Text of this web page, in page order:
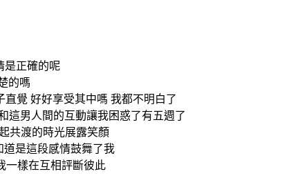
是正確的呢
的嗎
直覺 好好享受其中嗎 我都不明白了
和這男人間的互動讓我困惑了有五週了
共渡的時光展露笑顏
道是這段感情鼓舞了我
一樣在互相評斷彼此